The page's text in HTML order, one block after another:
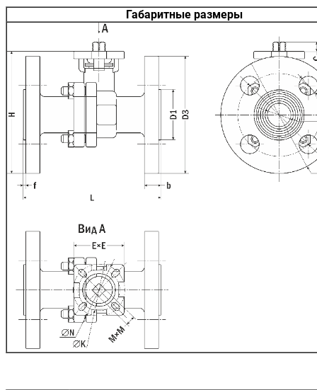
Габаритные размеры